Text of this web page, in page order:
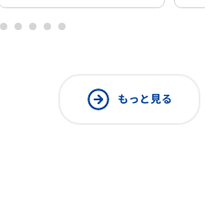
もっと見る